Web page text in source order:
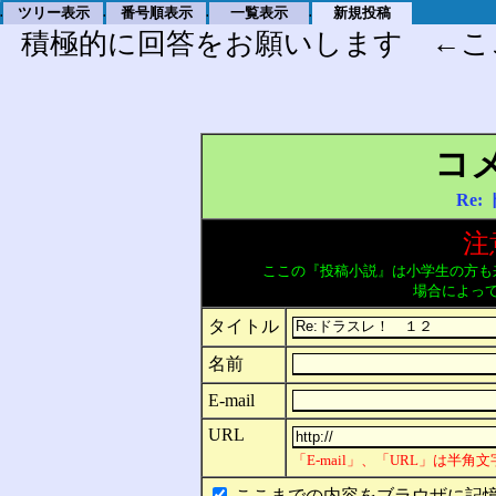
. ツリー表示 . 番号順表示 . 一覧表示 . 新規投稿
積極的に回答をお願いします ←こ
コ
Re:
注
ここの『投稿小説』は小学生の方
場合によっ
タイトル
名前
E-mail
URL
「E-mail」、「URL」は半角